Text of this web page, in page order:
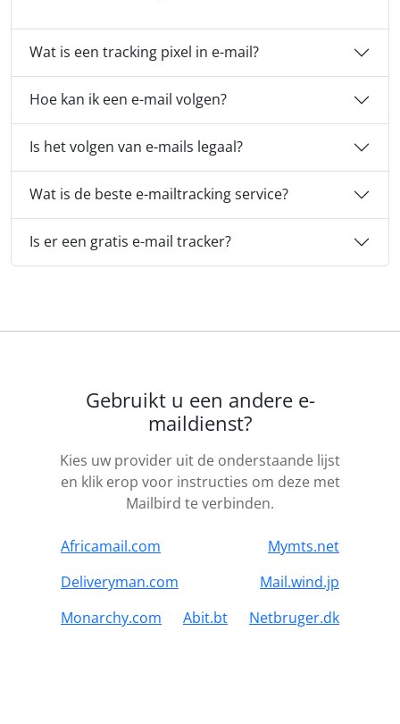
Wat is een tracking pixel in e-mail?
Hoe kan ik een e-mail volgen?
Is het volgen van e-mails legaal?
Wat is de beste e-mailtracking service?
Is er een gratis e-mail tracker?
Gebruikt u een andere e-
maildienst?
Kies uw provider uit de onderstaande lijst
en klik erop voor instructies om deze met
Mailbird te verbinden.
Africamail.com
Mymts.net
Deliveryman.com
Mail.wind.jp
Monarchy.com
Abit.bt Netbruger.dk